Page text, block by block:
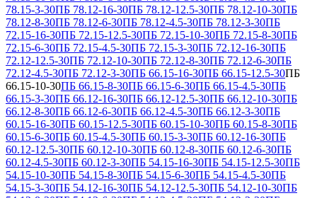
78.15-3-30ПБ 78.12-16-30ПБ 78.12-12.5-30ПБ 78.12-10-30ПБ
78.12-8-30ПБ 78.12-6-30ПБ 78.12-4.5-30ПБ 78.12-3-30ПБ
72.15-16-30ПБ 72.15-12.5-30ПБ 72.15-10-30ПБ 72.15-8-30ПБ
72.15-6-30ПБ 72.15-4.5-30ПБ 72.15-3-30ПБ 72.12-16-30ПБ
72.12-12.5-30ПБ 72.12-10-30ПБ 72.12-8-30ПБ 72.12-6-30ПБ
72.12-4.5-30ПБ 72.12-3-30ПБ 66.15-16-30ПБ 66.15-12.5-30ПБ
66.15-10-30ПБ 66.15-8-30ПБ 66.15-6-30ПБ 66.15-4.5-30ПБ
66.15-3-30ПБ 66.12-16-30ПБ 66.12-12.5-30ПБ 66.12-10-30ПБ
66.12-8-30ПБ 66.12-6-30ПБ 66.12-4.5-30ПБ 66.12-3-30ПБ
60.15-16-30ПБ 60.15-12.5-30ПБ 60.15-10-30ПБ 60.15-8-30ПБ
60.15-6-30ПБ 60.15-4.5-30ПБ 60.15-3-30ПБ 60.12-16-30ПБ
60.12-12.5-30ПБ 60.12-10-30ПБ 60.12-8-30ПБ 60.12-6-30ПБ
60.12-4.5-30ПБ 60.12-3-30ПБ 54.15-16-30ПБ 54.15-12.5-30ПБ
54.15-10-30ПБ 54.15-8-30ПБ 54.15-6-30ПБ 54.15-4.5-30ПБ
54.15-3-30ПБ 54.12-16-30ПБ 54.12-12.5-30ПБ 54.12-10-30ПБ